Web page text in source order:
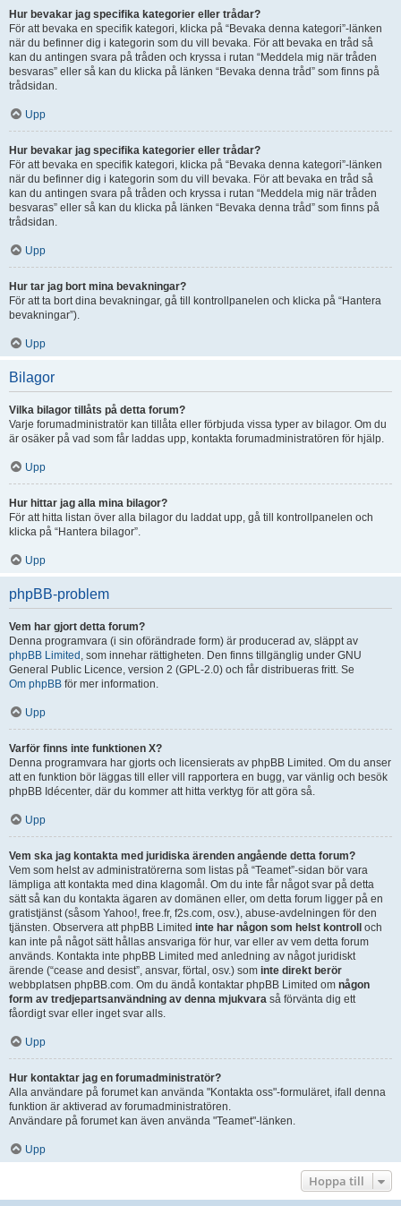
Hur bevakar jag specifika kategorier eller trådar?
För att bevaka en specifik kategori, klicka på “Bevaka denna kategori”-länken
när du befinner dig i kategorin som du vill bevaka. För att bevaka en tråd så
kan du antingen svara på tråden och kryssa i rutan “Meddela mig när tråden
besvaras” eller så kan du klicka på länken “Bevaka denna tråd” som finns på
trådsidan.
Upp
Hur bevakar jag specifika kategorier eller trådar?
För att bevaka en specifik kategori, klicka på “Bevaka denna kategori”-länken
när du befinner dig i kategorin som du vill bevaka. För att bevaka en tråd så
kan du antingen svara på tråden och kryssa i rutan “Meddela mig när tråden
besvaras” eller så kan du klicka på länken “Bevaka denna tråd” som finns på
trådsidan.
Upp
Hur tar jag bort mina bevakningar?
För att ta bort dina bevakningar, gå till kontrollpanelen och klicka på “Hantera
bevakningar”).
Upp
Bilagor
Vilka bilagor tillåts på detta forum?
Varje forumadministratör kan tillåta eller förbjuda vissa typer av bilagor. Om du
är osäker på vad som får laddas upp, kontakta forumadministratören för hjälp.
Upp
Hur hittar jag alla mina bilagor?
För att hitta listan över alla bilagor du laddat upp, gå till kontrollpanelen och
klicka på “Hantera bilagor”.
Upp
phpBB-problem
Vem har gjort detta forum?
Denna programvara (i sin oförändrade form) är producerad av, släppt av
phpBB Limited , som innehar rättigheten. Den finns tillgänglig under GNU
General Public Licence, version 2 (GPL-2.0) och får distribueras fritt. Se
Om phpBB för mer information.
Upp
Varför finns inte funktionen X?
Denna programvara har gjorts och licensierats av phpBB Limited. Om du anser
att en funktion bör läggas till eller vill rapportera en bugg, var vänlig och besök
phpBB Idécenter, där du kommer att hitta verktyg för att göra så.
Upp
Vem ska jag kontakta med juridiska ärenden angående detta forum?
Vem som helst av administratörerna som listas på “Teamet”-sidan bör vara
lämpliga att kontakta med dina klagomål. Om du inte får något svar på detta
sätt så kan du kontakta ägaren av domänen eller, om detta forum ligger på en
gratistjänst (såsom Yahoo!, free.fr, f2s.com, osv.), abuse-avdelningen för den
tjänsten. Observera att phpBB Limited inte har någon som helst kontroll
och
kan inte på något sätt hållas ansvariga för hur, var eller av vem detta forum
används. Kontakta inte phpBB Limited med anledning av något juridiskt
ärende (“cease and desist”, ansvar, förtal, osv.) som inte direkt berör
webbplatsen phpBB.com. Om du ändå kontaktar phpBB Limited om någon
form av tredjepartsanvändning av denna mjukvara så förvänta dig ett
fåordigt svar eller inget svar alls.
Upp
Hur kontaktar jag en forumadministratör?
Alla användare på forumet kan använda "Kontakta oss"-formuläret, ifall denna
funktion är aktiverad av forumadministratören.
Användare på forumet kan även använda "Teamet"-länken.
Upp
Hoppa till